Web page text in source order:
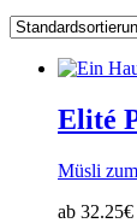
Elité
Müsli
ab 32.25€